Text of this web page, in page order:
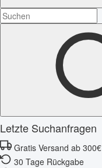
Letzte Suchanfragen
Gratis Versand ab 300€
30 Tage Rückgabe